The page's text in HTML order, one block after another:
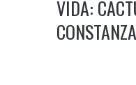
VIDA: